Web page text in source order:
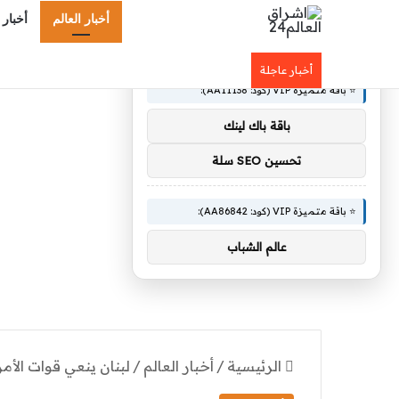
أخبار العالم
أخبار عاجلة
الرئيسية / أخبار العالم / لبنان ينعي قوات
⭐ باقة متميزة VIP (كود: AA11138):
باقة باك لينك
تحسين SEO سلة
⭐ باقة متميزة VIP (كود: AA86842):
عالم الشباب